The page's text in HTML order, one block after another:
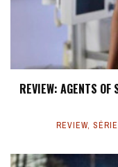
REVIEW: AGENTS
REVIEW,